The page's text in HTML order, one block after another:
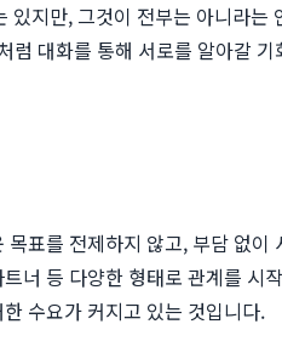
지만, 그것이 전부는 아니라
럼 대화를 통해 서로를 알아갈
표를 전제하지 않고, 부담 없
등 다양한 형태로 관계를 시
수요가 커지고 있는 것입니다.